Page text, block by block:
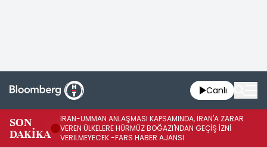
Canlı
SON
DAKİKA
İRAN-UMMAN ANLAŞMASI KAPSAMINDA, İRAN'A ZARAR
VEREN ÜLKELERE HÜRMÜZ BOĞAZI'NDAN GEÇİŞ İZNİ
VERİLMEYECEK -FARS HABER AJANSI